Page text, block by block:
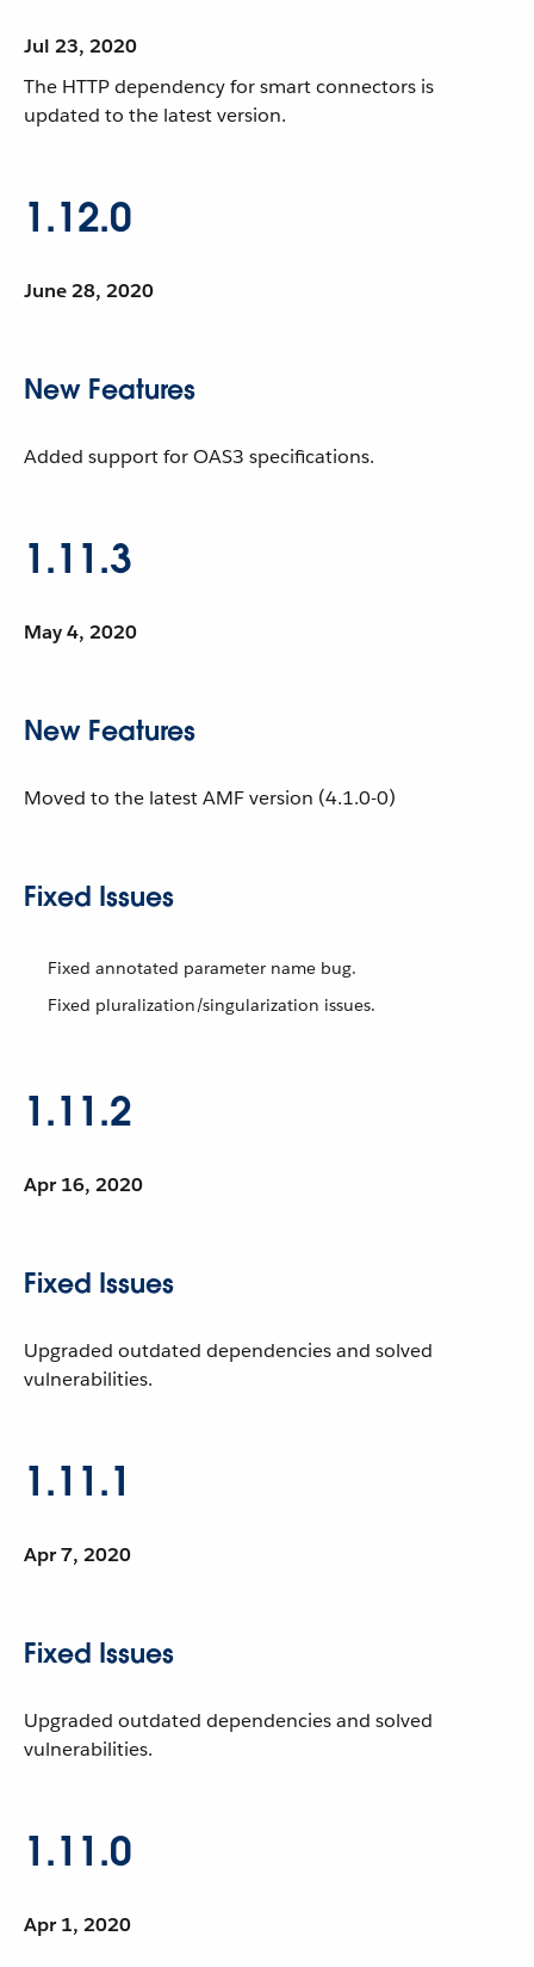
Jul 23, 2020
The HTTP dependency for smart connectors is
updated to the latest version.
1.12.0
June 28, 2020
New Features
Added support for OAS3 specifications.
1.11.3
May 4, 2020
New Features
Moved to the latest AMF version (4.1.0-0)
Fixed Issues
Fixed annotated parameter name bug.
Fixed pluralization/singularization issues.
1.11.2
Apr 16, 2020
Fixed Issues
Upgraded outdated dependencies and solved
vulnerabilities.
1.11.1
Apr 7, 2020
Fixed Issues
Upgraded outdated dependencies and solved
vulnerabilities.
1.11.0
Apr 1, 2020